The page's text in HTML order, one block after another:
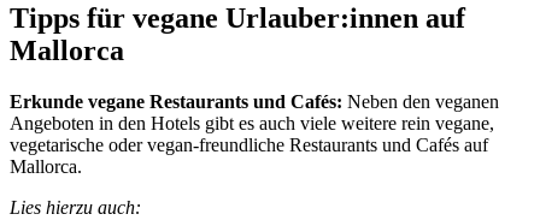
Tipps für vegane Urlauber:innen auf
Mallorca
Erkunde vegane Restaurants und Cafés: Neben den veganen
Angeboten in den Hotels gibt es auch viele weitere rein vegane,
vegetarische oder vegan-freundliche Restaurants und Cafés auf
Mallorca.
Lies hierzu auch: